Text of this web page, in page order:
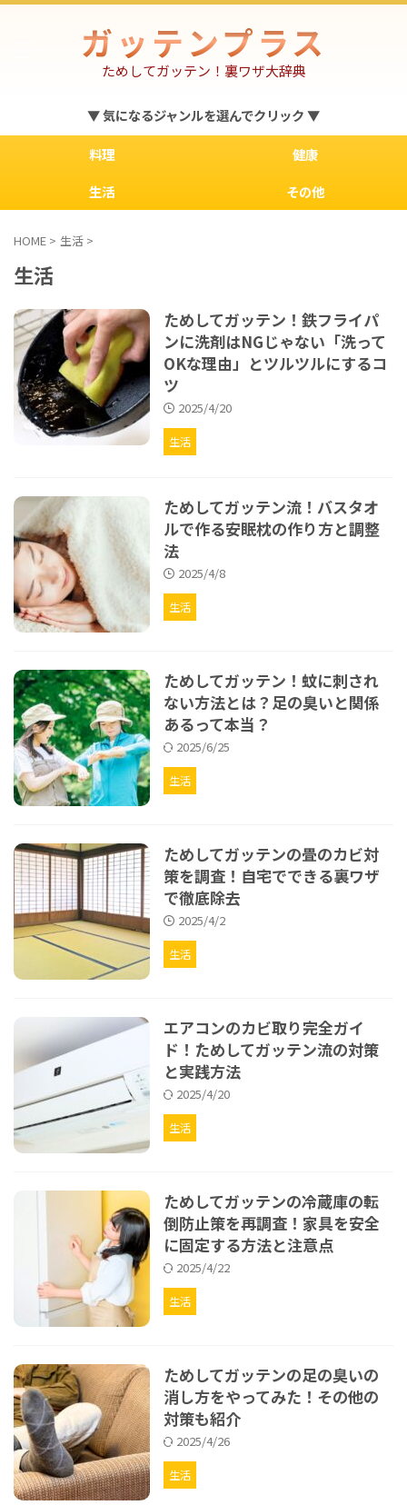
ガッテンプラス
ためしてガッテン！裏ワザ大辞典
▼ 気になるジャンルを選んでクリック ▼
料理
健康
生活
その他
HOME > 生活 >
生活
ためしてガッテン！鉄フライパ
ンに洗剤はNGじゃない「洗って
OKな理由」とツルツルにするコ
ツ
2025/4/20
生活
ためしてガッテン流！バスタオ
ルで作る安眠枕の作り方と調整
法
2025/4/8
生活
ためしてガッテン！蚊に刺され
ない方法とは？足の臭いと関係
あるって本当？
2025/6/25
生活
ためしてガッテンの畳のカビ対
策を調査！自宅でできる裏ワザ
で徹底除去
2025/4/2
生活
エアコンのカビ取り完全ガイ
ド！ためしてガッテン流の対策
と実践方法
2025/4/20
生活
ためしてガッテンの冷蔵庫の転
倒防止策を再調査！家具を安全
に固定する方法と注意点
2025/4/22
生活
ためしてガッテンの足の臭いの
消し方をやってみた！その他の
対策も紹介
2025/4/26
生活